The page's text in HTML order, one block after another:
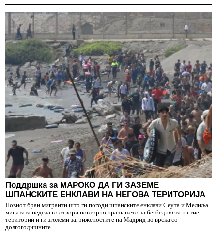
Поддршка за МАРОКО ДА ГИ ЗАЗЕМЕ
ШПАНСКИТЕ ЕНКЛАВИ НА НЕГОВА ТЕРИТОРИЈА
Новиот бран мигранти што ги погоди шпанските енклави Сеута и Мелиља
минатата недела го отвори повторно прашањето за безбедноста на тие
територии и ги зголеми загриженостите на Мадрид во врска со
долгогодишните